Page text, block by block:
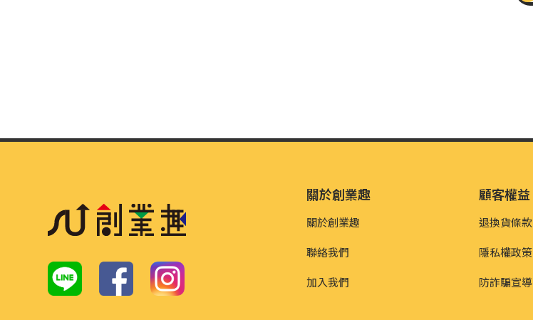
關於創業趣
關於創業趣
聯絡我們
加入我們
顧客權益
退換貨條款
隱私權政策
防詐騙宣導